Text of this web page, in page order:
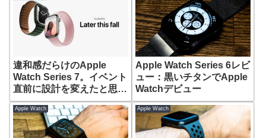
違和感だらけのApple
Watch Series 7。イベント
直前に設計を変えたと思う
5つの理由
Apple Watch Series 6レビ
ュー：黒いチタンでApple
Watchデビュー
Apple Watch Apple Watch